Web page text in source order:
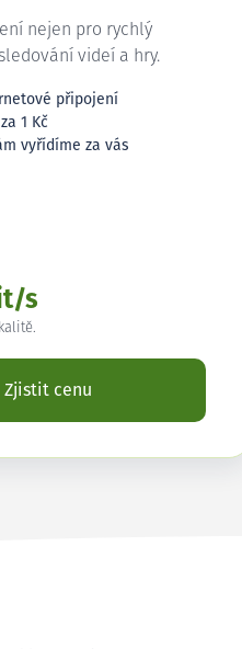
nejen pro rychlý
videí a hry.
připojení
1 Kč
vyřídíme za vás
s
Zjistit cenu